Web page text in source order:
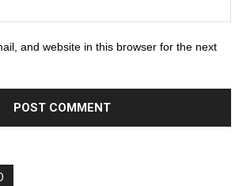
and website in this browser for the next